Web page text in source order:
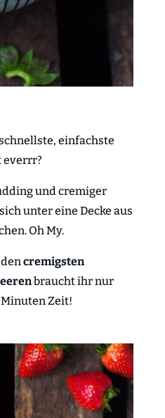
einfachste
everrr?
und cremiger
unter eine Decke aus
Oh My.
cremigsten
braucht ihr nur
Zeit!